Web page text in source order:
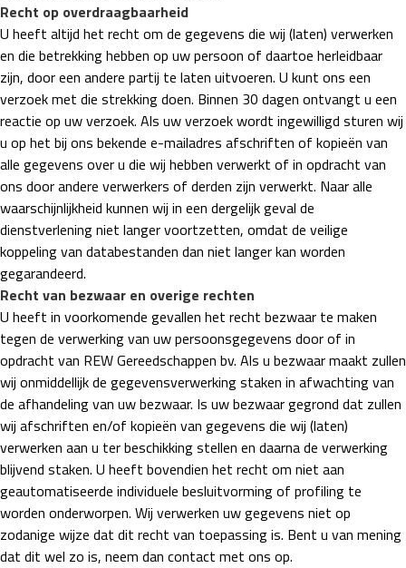
Recht op overdraagbaarheid
U heeft altijd het recht om de gegevens die wij (laten) verwerken
en die betrekking hebben op uw persoon of daartoe herleidbaar
zijn, door een andere partij te laten uitvoeren. U kunt ons een
verzoek met die strekking doen. Binnen 30 dagen ontvangt u een
reactie op uw verzoek. Als uw verzoek wordt ingewilligd sturen wij
u op het bij ons bekende e-mailadres afschriften of kopieën van
alle gegevens over u die wij hebben verwerkt of in opdracht van
ons door andere verwerkers of derden zijn verwerkt. Naar alle
waarschijnlijkheid kunnen wij in een dergelijk geval de
dienstverlening niet langer voortzetten, omdat de veilige
koppeling van databestanden dan niet langer kan worden
gegarandeerd.
Recht van bezwaar en overige rechten
U heeft in voorkomende gevallen het recht bezwaar te maken
tegen de verwerking van uw persoonsgegevens door of in
opdracht van REW Gereedschappen bv. Als u bezwaar maakt zullen
wij onmiddellijk de gegevensverwerking staken in afwachting van
de afhandeling van uw bezwaar. Is uw bezwaar gegrond dat zullen
wij afschriften en/of kopieën van gegevens die wij (laten)
verwerken aan u ter beschikking stellen en daarna de verwerking
blijvend staken. U heeft bovendien het recht om niet aan
geautomatiseerde individuele besluitvorming of profiling te
worden onderworpen. Wij verwerken uw gegevens niet op
zodanige wijze dat dit recht van toepassing is. Bent u van mening
dat dit wel zo is, neem dan contact met ons op.